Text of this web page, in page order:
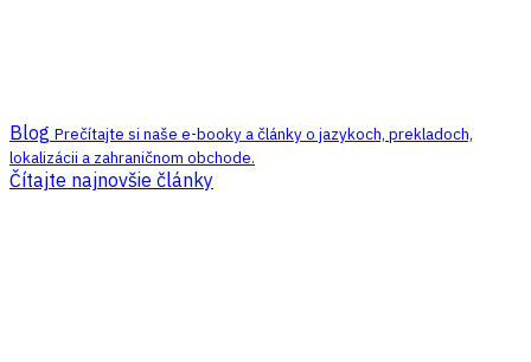
Blog Prečítajte si naše e-booky a články o jazykoch, prekladoch,
lokalizácii a zahraničnom obchode.
Čítajte najnovšie články